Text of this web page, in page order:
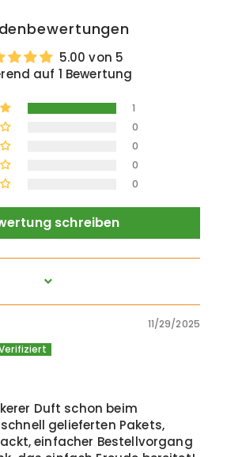
5.00 von 5
auf 1 Bewertung
1
0
0
0
0
schreiben
11/29/2025
Duft schon beim
gelieferten Pakets,
einfacher Bestellvorgang